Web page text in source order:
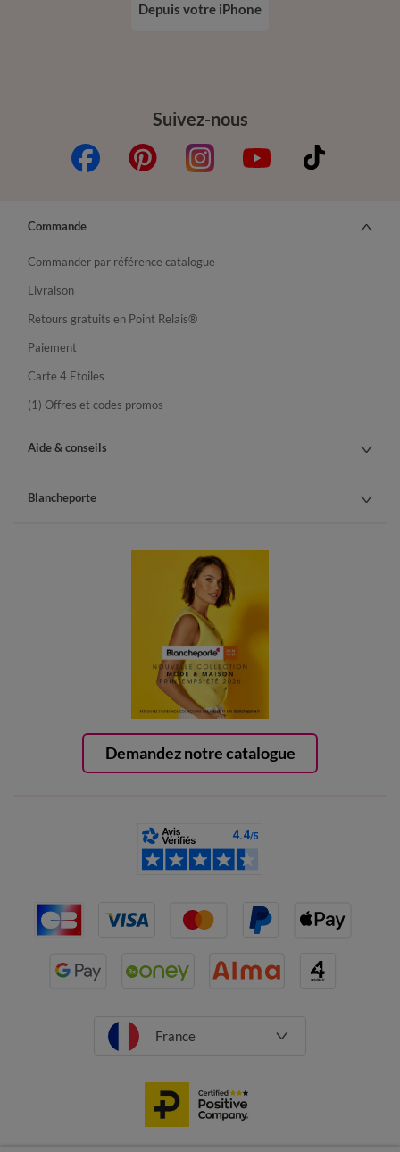
Suivez-nous
Depuis votre iPhone
Demandez notre catalogue
Commande
Commander par référence catalogue
Livraison
Retours gratuits en Point Relais®
Paiement
Carte 4 Etoiles
(1) Offres et codes promos
Aide & conseils
Blancheporte
France